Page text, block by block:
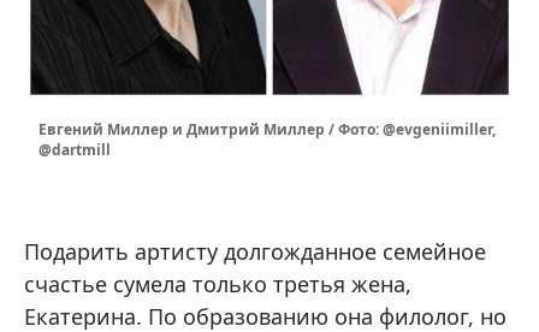
Евгений Миллер и Дмитрий Миллер / Фото: @evgeniimiller,
@dartmill
Подарить артисту долгожданное семейное
счастье сумела только третья жена,
Екатерина. По образованию она филолог, но